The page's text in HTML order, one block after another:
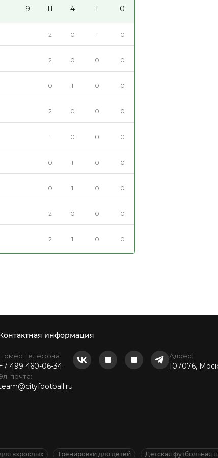
9 11 4 1 0
2 0 1 0
2 0 0 0
0 1 0 0
2 0 0 0
1 0 0 0
0 1 0 0
0 1 0 0
2 0 0 0
2 1 0 0
информация
телефона:
499 460-06-34
почта:
Адрес:
107076,
взрослых Тренировки для детей Детская футбольная